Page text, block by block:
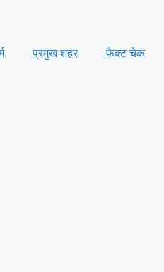
प्रमुख शहर फैक्ट चेक